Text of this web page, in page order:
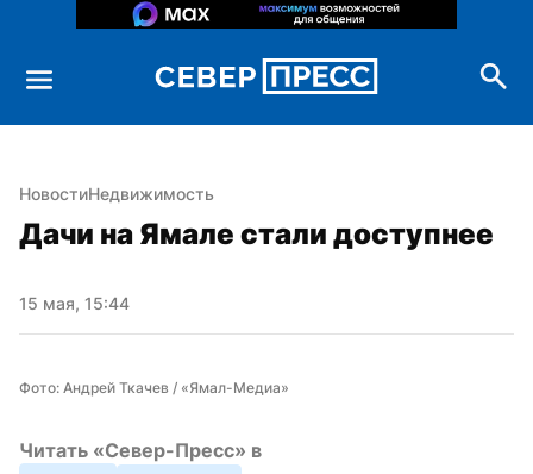
НовостиНедвижимость
Дачи на Ямале стали доступнее
15 мая, 15:44
Фото: Андрей Ткачев / «Ямал-Медиа»
Читать «Север-Пресс» в